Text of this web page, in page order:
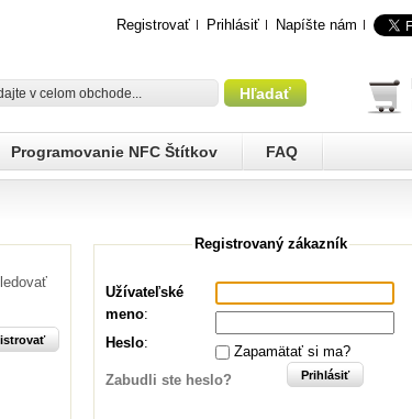
Registrovať Prihlásiť Napíšte nám
Programovanie NFC Štítkov FAQ
Registrovaný zákazník
Užívateľské
meno:
Heslo:
Zapamätať si ma?
Zabudli ste heslo?